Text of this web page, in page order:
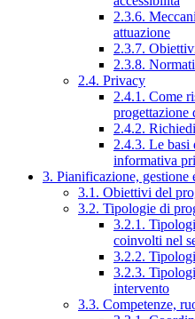
2.3.6.
attuazione
2.3.7.
2.3.8.
2.4. Privacy
2.4.1. Come
progettazione
2.4.2.
2.4.3. Le basi
informativa
3. Pianificazione, gestione
3.1. Obiettivi del
3.2. Tipologie di
3.2.1.
coinvolti nel
3.2.2.
3.2.3.
intervento
3.3. Competenze,